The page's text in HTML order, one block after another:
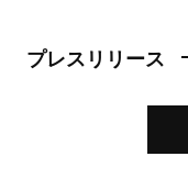
プレスリリース